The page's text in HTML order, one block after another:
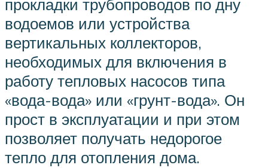
прокладки трубопроводов по дну
водоемов или устройства
вертикальных коллекторов,
необходимых для включения в
работу тепловых насосов типа
«вода-вода» или «грунт-вода». Он
прост в эксплуатации и при этом
позволяет получать недорогое
тепло для отопления дома.